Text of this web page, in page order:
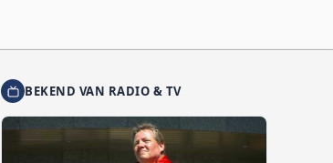
BEKEND VAN RADIO & TV